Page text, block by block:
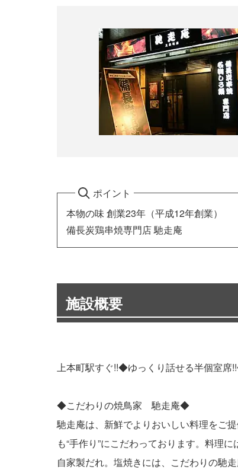
ポイント
本物の味 創業23年（平成12年創業）
備長炭鶏串焼専門店 馳走庵
施設概要
上本町駅すぐ!!◆ゆっくり話せる半個室席
◆こだわりの焼鳥家 馳走庵◆
馳走庵は、新鮮でよりおいしい料理をご
も“手作り”にこだわっております。料理
自家製だれ。塩焼きには、こだわりの馳